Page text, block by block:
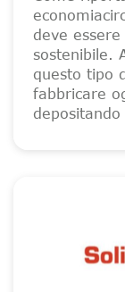
deve
sostenibile.
questo tipo
fabbricare
depositando